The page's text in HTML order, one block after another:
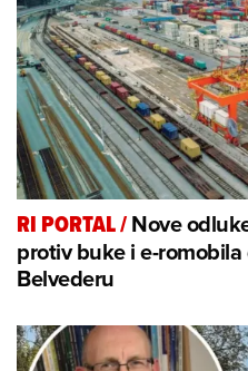
RI PORTAL/Nove
protiv buke i e-
Belvederu